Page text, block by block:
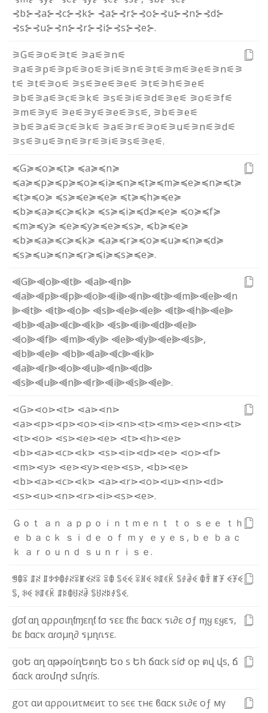
⊰b⊱⊰a⊱⊰c⊱⊰k⊱ ⊰a⊱⊰r⊱⊰o⊱⊰u⊱⊰n⊱⊰d⊱
⊰s⊱⊰u⊱⊰n⊱⊰r⊱⊰i⊱⊰s⊱⊰e⊱.
⚞G⚟⚞o⚟⚞t⚟ ⚞a⚟⚞n⚟
⚞a⚟⚞p⚟⚞p⚟⚞o⚟⚞i⚟⚞n⚟⚞t⚟⚞m⚟⚞e⚟⚞n⚟⚞
t⚟ ⚞t⚟⚞o⚟ ⚞s⚟⚞e⚟⚞e⚟ ⚞t⚟⚞h⚟⚞e⚟
⚞b⚟⚞a⚟⚞c⚟⚞k⚟ ⚞s⚟⚞i⚟⚞d⚟⚞e⚟ ⚞o⚟⚞f⚟
⚞m⚟⚞y⚟ ⚞e⚟⚞y⚟⚞e⚟⚞s⚟, ⚞b⚟⚞e⚟
⚞b⚟⚞a⚟⚞c⚟⚞k⚟ ⚞a⚟⚞r⚟⚞o⚟⚞u⚟⚞n⚟⚞d⚟
⚞s⚟⚞u⚟⚞n⚟⚞r⚟⚞i⚟⚞s⚟⚞e⚟.
≼G≽≼o≽≼t≽ ≼a≽≼n≽
≼a≽≼p≽≼p≽≼o≽≼i≽≼n≽≼t≽≼m≽≼e≽≼n≽≼t≽
≼t≽≼o≽ ≼s≽≼e≽≼e≽ ≼t≽≼h≽≼e≽
≼b≽≼a≽≼c≽≼k≽ ≼s≽≼i≽≼d≽≼e≽ ≼o≽≼f≽
≼m≽≼y≽ ≼e≽≼y≽≼e≽≼s≽, ≼b≽≼e≽
≼b≽≼a≽≼c≽≼k≽ ≼a≽≼r≽≼o≽≼u≽≼n≽≼d≽
≼s≽≼u≽≼n≽≼r≽≼i≽≼s≽≼e≽.
⫷G⫸⫷o⫸⫷t⫸ ⫷a⫸⫷n⫸
⫷a⫸⫷p⫸⫷p⫸⫷o⫸⫷i⫸⫷n⫸⫷t⫸⫷m⫸⫷e⫸⫷n
⫸⫷t⫸ ⫷t⫸⫷o⫸ ⫷s⫸⫷e⫸⫷e⫸ ⫷t⫸⫷h⫸⫷e⫸
⫷b⫸⫷a⫸⫷c⫸⫷k⫸ ⫷s⫸⫷i⫸⫷d⫸⫷e⫸
⫷o⫸⫷f⫸ ⫷m⫸⫷y⫸ ⫷e⫸⫷y⫸⫷e⫸⫷s⫸,
⫷b⫸⫷e⫸ ⫷b⫸⫷a⫸⫷c⫸⫷k⫸
⫷a⫸⫷r⫸⫷o⫸⫷u⫸⫷n⫸⫷d⫸
⫷s⫸⫷u⫸⫷n⫸⫷r⫸⫷i⫸⫷s⫸⫷e⫸.
⋖G⋗⋖o⋗⋖t⋗ ⋖a⋗⋖n⋗
⋖a⋗⋖p⋗⋖p⋗⋖o⋗⋖i⋗⋖n⋗⋖t⋗⋖m⋗⋖e⋗⋖n⋗⋖t⋗
⋖t⋗⋖o⋗ ⋖s⋗⋖e⋗⋖e⋗ ⋖t⋗⋖h⋗⋖e⋗
⋖b⋗⋖a⋗⋖c⋗⋖k⋗ ⋖s⋗⋖i⋗⋖d⋗⋖e⋗ ⋖o⋗⋖f⋗
⋖m⋗⋖y⋗ ⋖e⋗⋖y⋗⋖e⋗⋖s⋗, ⋖b⋗⋖e⋗
⋖b⋗⋖a⋗⋖c⋗⋖k⋗ ⋖a⋗⋖r⋗⋖o⋗⋖u⋗⋖n⋗⋖d⋗
⋖s⋗⋖u⋗⋖n⋗⋖r⋗⋖i⋗⋖s⋗⋖e⋗.
Ｇ ｏ ｔ ａ ｎ ａ ｐ ｐ ｏ ｉ ｎ ｔ ｍ ｅ ｎ ｔ ｔ ｏ ｓ ｅ ｅ ｔ ｈ
ｅ ｂ ａ ｃ ｋ ｓ ｉ ｄ ｅ ｏ ｆ ｍ ｙ ｅ ｙ ｅ ｓ , ｂ ｅ ｂ ａ ｃ
ｋ ａ ｒ ｏ ｕ ｎ ｄ ｓ ｕ ｎ ｒ ｉ ｓ ｅ.
ꁅꂦꋖ ꁲꋊ ꁲꉣꉣꂦꂑꋊꋖꂵꈼꋊꋖ ꋖꂦ ꌚꈼꈼꋖꍩꈼ ꋰꁲꀯꀗ ꌚꂑꂠꈼ ꂦꄞ ꂵꐞ ꈼꐞꈼ
ꌚ, ꋰꈼ ꋰꁲꀯꀗ ꁲꌅꂦꐇꋊꂠ ꌚꐇꋊꌅꂑꌚꈼ.
ɠσƭαɳ αρρσเɳƭɱεɳƭƭσ รεε ƭɦε ɓαcҡ รเ∂ε σƒ ɱყεყεร,
ɓε ɓαcҡαɾσµɳ∂ รµɳɾเรε.
ցօԵ αղ αթթօíղԵตղԵ Եօ s Եհ ճαcksíժ օբ ตվ վs, ճ
ճαckαɾօմղժsմղɾís.
gοταи αρροιиτмєиττο ѕєє τнє ϐαϲκѕι∂є οƒ мγ